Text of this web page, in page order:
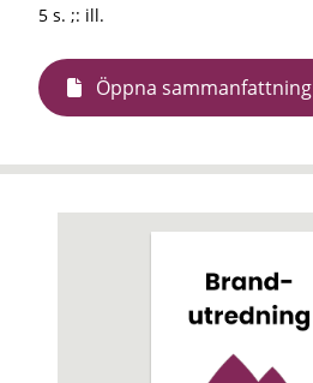
5 s. ;: ill.
Öppna sammanfattning